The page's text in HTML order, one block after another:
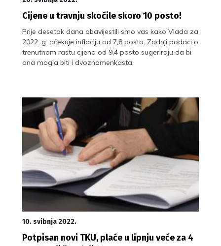
Cijene u travnju skočile skoro 10 posto!
Prije desetak dana obavijestili smo vas kako Vlada za
2022. g. očekuje inflaciju od 7,8 posto. Zadnji podaci o
trenutnom rastu cijena od 9,4 posto sugeriraju da bi
ona mogla biti i dvoznamenkasta.
10. svibnja 2022.
Potpisan novi TKU, plaće u lipnju veće za 4